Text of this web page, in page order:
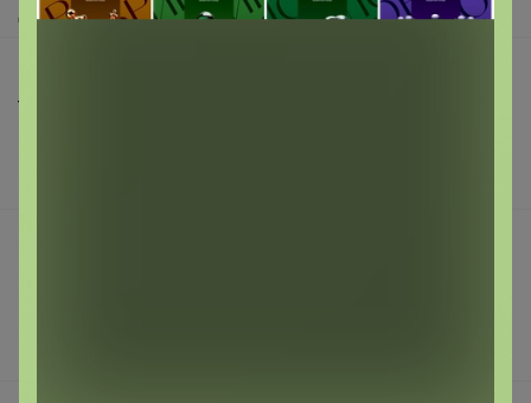
Доставка
Торговые марки